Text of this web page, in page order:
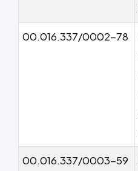
00.016.337/0002-78
00.016.337/0003-59